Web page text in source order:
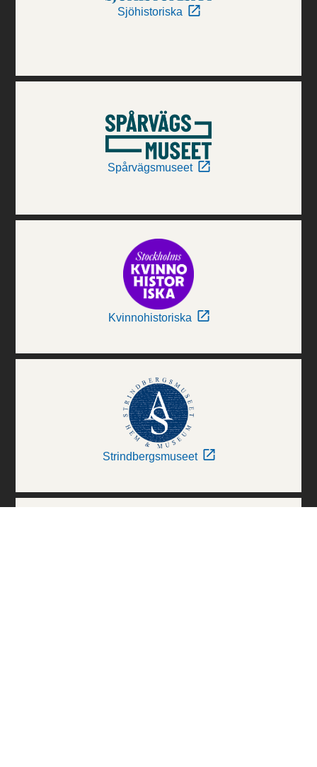
Sjöhistoriska
Spårvägsmuseet
Kvinnohistoriska
Strindbergsmuseet